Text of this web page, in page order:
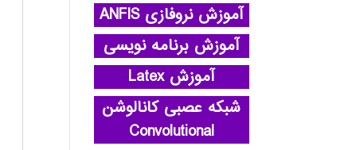
آموزش نروفازی ANFIS
آموزش برنامه نویسی
آموزش Latex
شبکه عصبی کانالوشن
Convolutional